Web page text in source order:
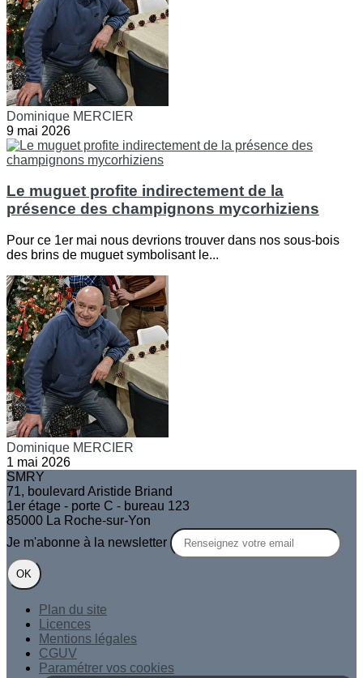
Dominique MERCIER
9 mai 2026
Le muguet profite indirectement de la
présence des champignons mycorhiziens
Pour ce 1er mai nous devrions trouver dans nos sous-bois
des brins de muguet symbolisant le...
Dominique MERCIER
1 mai 2026
SMRY
71, boulevard Aristide Briand
1er étage - porte C - bureau 123
85000 La Roche-sur-Yon
Je m'abonne à la newsletter
OK
Plan du site
Licences
Mentions légales
CGUV
Paramétrer vos cookies